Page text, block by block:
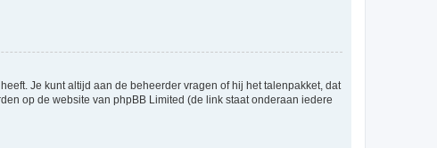
Je kunt altijd aan de beheerder vragen of hij het talenpakket, dat
op de website van phpBB Limited (de link staat onderaan iedere